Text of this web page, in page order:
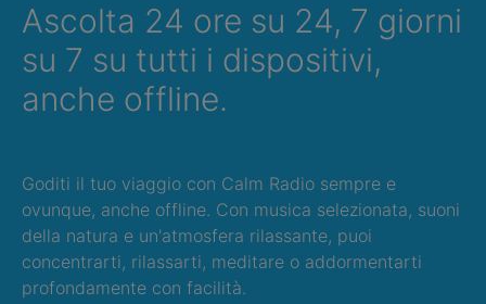
Ascolta 24 ore su 24, 7 giorni
su 7 su tutti i dispositivi,
anche offline.
Goditi il tuo viaggio con Calm Radio sempre e
ovunque, anche offline. Con musica selezionata, suoni
della natura e un'atmosfera rilassante, puoi
concentrarti, rilassarti, meditare o addormentarti
profondamente con facilità.